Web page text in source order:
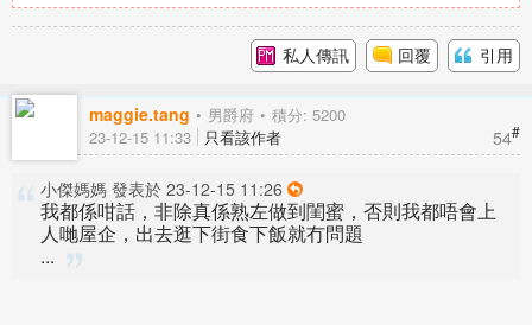
私人傳訊 回覆 引用
maggie.tang 男爵府 積分: 5200
54#
23-12-15 11:33 只看該作者
小傑媽媽 發表於 23-12-15 11:26
我都係咁話，非除真係熟左做到閨蜜，否則我都唔會上
人哋屋企，出去逛下街食下飯就冇問題
...